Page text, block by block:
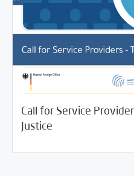
Call for Service
Justice
15/2026 Jobs and Training